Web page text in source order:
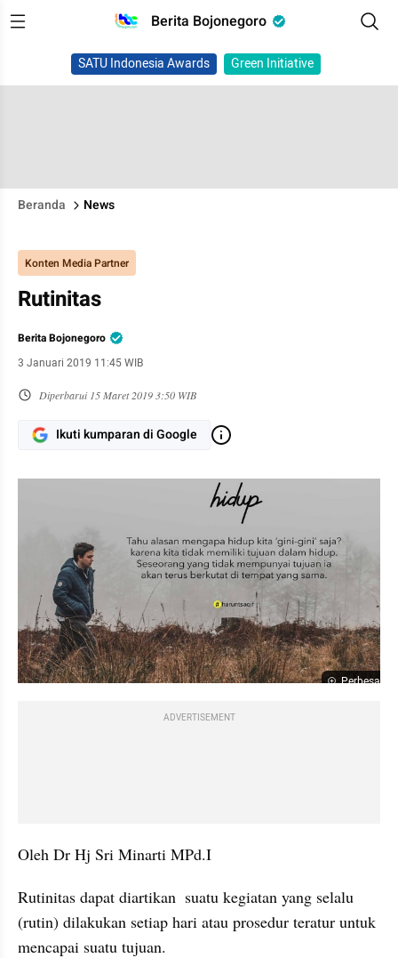
Berita Bojonegoro
SATU Indonesia Awards Green Initiative
Beranda News
Konten Media Partner
Rutinitas
Berita Bojonegoro
3 Januari 2019 11:45 WIB
Diperbarui 15 Maret 2019 3:50 WIB
Ikuti kumparan di Google
Perbesar
ADVERTISEMENT
Oleh Dr Hj Sri Minarti MPd.I
Rutinitas dapat diartikan  suatu kegiatan yang selalu
(rutin) dilakukan setiap hari atau prosedur teratur untuk
mencapai suatu tujuan.